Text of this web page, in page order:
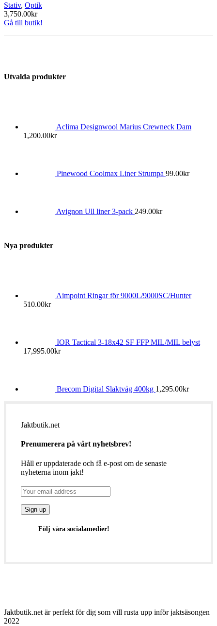
Stativ, Optik
3,750.00kr
Gå till butik!
Utvalda produkter
Aclima Designwool Marius Crewneck Dam
1,200.00kr
Pinewood Coolmax Liner Strumpa 99.00kr
Avignon Ull liner 3-pack 249.00kr
Nya produkter
Aimpoint Ringar för 9000L/9000SC/Hunter
510.00kr
IOR Tactical 3-18x42 SF FFP MIL/MIL belyst
17,995.00kr
Brecom Digital Slaktvåg 400kg 1,295.00kr
Jaktbutik.net
Prenumerera på vårt nyhetsbrev!
Håll er uppdaterade och få e-post om de senaste
nyheterna inom jakt!
Följ våra socialamedier!
Jaktbutik.net är perfekt för dig som vill rusta upp inför jaktsäsongen
2022